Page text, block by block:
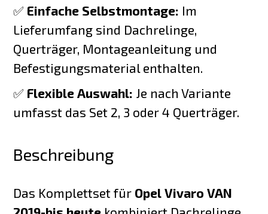
✅ Einfache Selbstmontage: Im
Lieferumfang sind Dachrelinge,
Querträger, Montageanleitung und
Befestigungsmaterial enthalten.
✅ Flexible Auswahl: Je nach Variante
umfasst das Set 2, 3 oder 4 Querträger.
Beschreibung
Das Komplettset für Opel Vivaro VAN